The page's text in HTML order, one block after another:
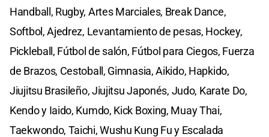
Handball, Rugby, Artes Marciales, Break Dance,
Softbol, Ajedrez, Levantamiento de pesas, Hockey,
Pickleball, Fútbol de salón, Fútbol para Ciegos, Fuerza
de Brazos, Cestoball, Gimnasia, Aikido, Hapkido,
Jiujitsu Brasileño, Jiujitsu Japonés, Judo, Karate Do,
Kendo y Iaido, Kumdo, Kick Boxing, Muay Thai,
Taekwondo, Taichi, Wushu Kung Fu y Escalada